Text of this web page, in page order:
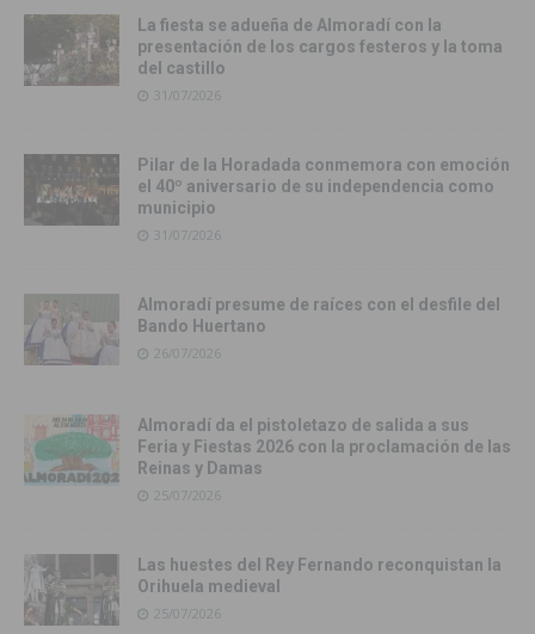
La fiesta se adueña de Almoradí con la
presentación de los cargos festeros y la toma
del castillo
31/07/2026
Pilar de la Horadada conmemora con emoción
el 40º aniversario de su independencia como
municipio
31/07/2026
Almoradí presume de raíces con el desfile del
Bando Huertano
26/07/2026
Almoradí da el pistoletazo de salida a sus
Feria y Fiestas 2026 con la proclamación de las
Reinas y Damas
25/07/2026
Las huestes del Rey Fernando reconquistan la
Orihuela medieval
25/07/2026